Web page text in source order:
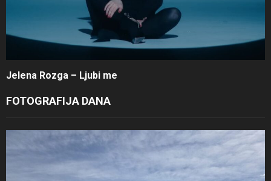
Jelena Rozga – Ljubi me
FOTOGRAFIJA DANA